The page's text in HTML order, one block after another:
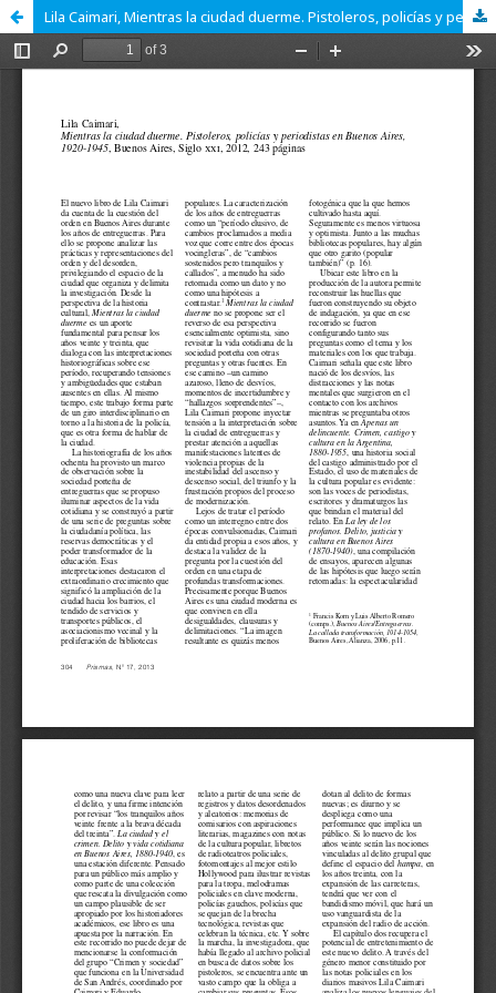
Lila Caimari, Mientras la ciudad duerme. Pistoleros, policías y periodistas en Buenos Aires, 1920-1945